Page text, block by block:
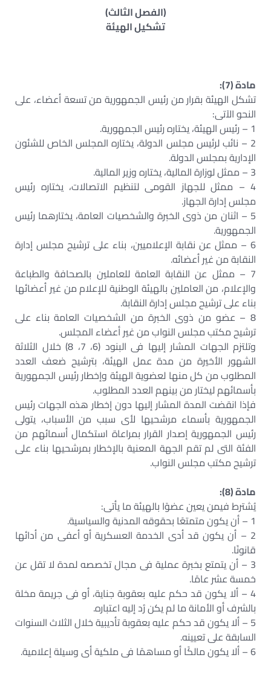
(الفصل الثالث)
تشكيل الهيئة
مادة (7):
تشكل الهيئة بقرار من رئيس الجمهورية من تسعة أعضاء، على
النحو الآتى:
1 – رئيس الهيئة، يختاره رئيس الجمهورية.
2 – نائب لرئيس مجلس الدولة، يختاره المجلس الخاص للشئون
الإدارية بمجلس الدولة.
3 – ممثل لوزارة المالية، يختاره وزير المالية.
4 – ممثل للجهاز القومى لتنظيم الاتصالات، يختاره رئيس
مجلس إدارة الجهاز.
5 – اثنان من ذوى الخبرة والشخصيات العامة، يختارهما رئيس
الجمهورية.
6 – ممثل عن نقابة الإعلاميين، بناء على ترشيح مجلس إدارة
النقابة من غير أعضائه.
7 – ممثل عن النقابة العامة للعاملين بالصحافة والطباعة
والإعلام، من العاملين بالهيئة الوطنية للإعلام من غير أعضائها
بناء على ترشيح مجلس إدارة النقابة.
8 – عضو من ذوى الخبرة من الشخصيات العامة بناء على
ترشيح مكتب مجلس النواب من غير أعضاء المجلس.
وتلتزم الجهات المشار إليها فى البنود (6، 7، 8) خلال الثلاثة
الشهور الأخيرة من مدة عمل الهيئة، بترشيح ضعف العدد
المطلوب من كل منها لعضوية الهيئة وإخطار رئيس الجمهورية
بأسمائهم ليختار من بينهم العدد المطلوب.
فإذا انقضت المدة المشار إليها دون إخطار هذه الجهات رئيس
الجمهورية بأسماء مرشحيها لأى سبب من الأسباب، يتولى
رئيس الجمهورية إصدار القرار بمراعاة استكمال أسمائهم من
الفئة التى لم تقم الجهة المعنية بالإخطار بمرشحيها بناء على
ترشيح مكتب مجلس النواب.
مادة (8):
يُشترط فيمن يعين عضوًا بالهيئة ما يأتى:
1 – أن يكون متمتعًا بحقوقه المدنية والسياسية.
2 – أن يكون قد أدى الخدمة العسكرية أو أعفى من أدائها
قانونًا.
3 – أن يتمتع بخبرة عملية فى مجال تخصصه لمدة لا تقل عن
خمسة عشر عامًا.
4 – ألا يكون قد حكم عليه بعقوبة جناية، أو فى جريمة مخلة
بالشرف أو الأمانة ما لم يكن رُد إليه اعتباره.
5 – ألا يكون قد حكم عليه بعقوبة تأديبية خلال الثلاث السنوات
السابقة على تعيينه.
6 – ألا يكون مالكًا أو مساهمًا فى ملكية أى وسيلة إعلامية.